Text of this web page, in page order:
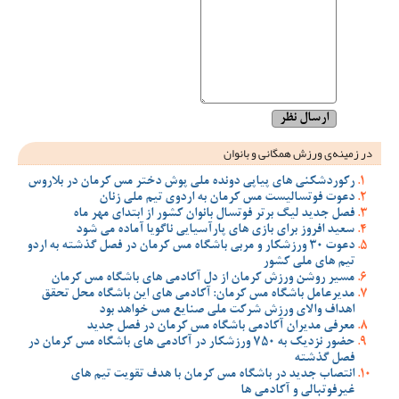
در زمینه‌ی ورزش همگانی و بانوان
رکوردشکنی های پیاپی دونده ملی پوش دختر مس کرمان در بلاروس
دعوت فوتسالیست مس کرمان به اردوی تیم ملی زنان
فصل جدید لیگ برتر فوتسال بانوان کشور از ابتدای مهر ماه
سعید افروز برای بازی های پارآسیایی ناگویا آماده می شود
دعوت 30 ورزشکار و مربی باشگاه مس کرمان در فصل گذشته به اردو
تیم های ملی کشور
مسیر روشن ورزش کرمان از دل آکادمی های باشگاه مس کرمان
مدیرعامل باشگاه مس کرمان: آکادمی های این باشگاه محل تحقق
اهداف والای ورزش شرکت ملی صنایع مس خواهد بود
معرفی مدیران آکادمی باشگاه مس کرمان در فصل جدید
حضور نزدیک به 750 ورزشکار در آکادمی های باشگاه مس کرمان در
فصل گذشته
انتصاب جدید در باشگاه مس کرمان با هدف تقویت تیم‌ های
غیرفوتبالی و آکادمی‌ ها